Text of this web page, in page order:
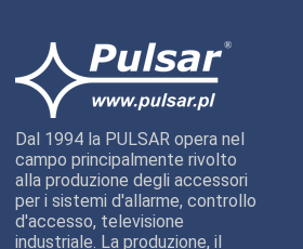
Dal 1994 la PULSAR opera nel
campo principalmente rivolto
alla produzione degli accessori
per i sistemi d'allarme, controllo
d'accesso, televisione
industriale. La produzione, il